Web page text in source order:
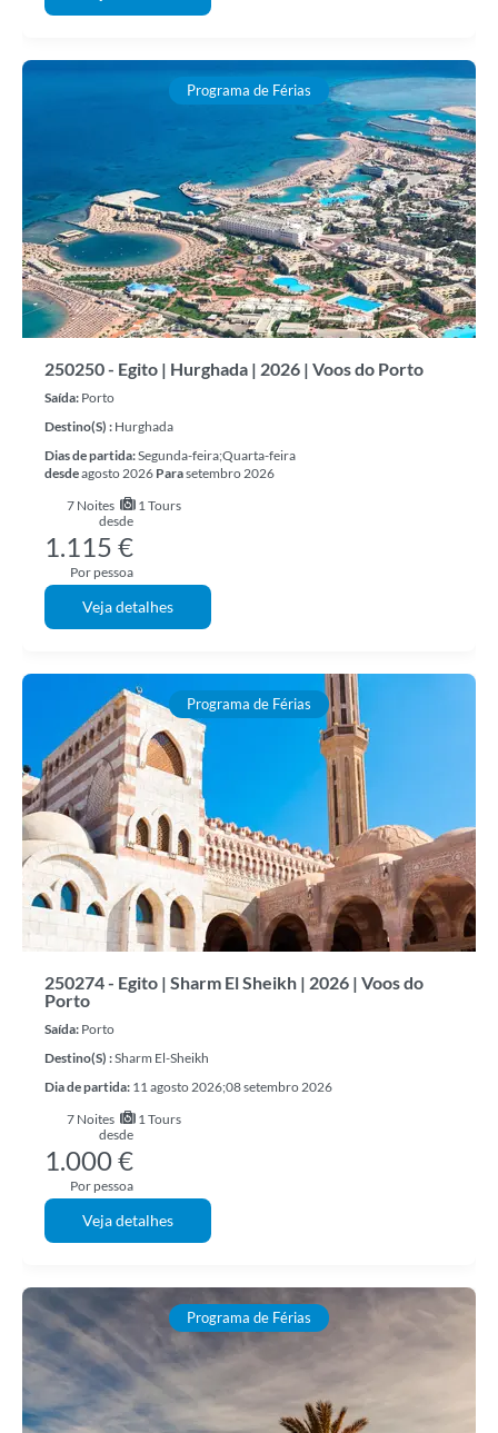
Programa de Férias
250250 - Egito | Hurghada | 2026 | Voos do Porto
Saída: Porto
Destino(s) : Hurghada
Dias de partida:Segunda-feira;Quarta-feira
desdeagosto 2026 Parasetembro 2026
7 Noites
1 Tours
desde
1.115 €
Por pessoa
Veja detalhes
Programa de Férias
250274 - Egito | Sharm El Sheikh | 2026 | Voos do
Porto
Saída: Porto
Destino(s) :Sharm El-Sheikh
Dia de partida: 11 agosto 2026;08 setembro 2026
7 Noites
1 Tours
desde
1.000 €
Por pessoa
Veja detalhes
Programa de Férias